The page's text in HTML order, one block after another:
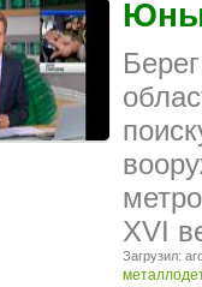
XVI
Загрузил: